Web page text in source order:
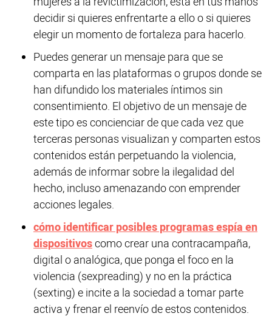
decidir si quieres enfrentarte a ello o si quieres
elegir un momento de fortaleza para hacerlo.
Puedes generar un mensaje para que se
comparta en las plataformas o grupos donde se
han difundido los materiales íntimos sin
consentimiento. El objetivo de un mensaje de
este tipo es concienciar de que cada vez que
terceras personas visualizan y comparten estos
contenidos están perpetuando la violencia,
además de informar sobre la ilegalidad del
hecho, incluso amenazando con emprender
acciones legales.
cómo identificar posibles programas espía en
dispositivoscomo crear una contracampaña,
digital o analógica, que ponga el foco en la
violencia (sexpreading) y no en la práctica
(sexting) e incite a la sociedad a tomar parte
activa y frenar el reenvío de estos contenidos.